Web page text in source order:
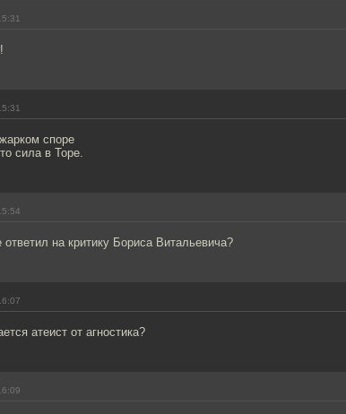
споре
сила в Торе.
на критику Бориса Витальевича?
атеист от агностика?